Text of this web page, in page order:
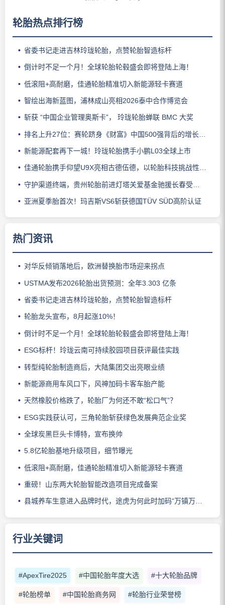
轮胎热点排行榜
省委书记走进吉林玲珑轮胎，点赞轮胎智造标杆
倒计时不足一个月！全球轮胎轮毂盛会即将登陆上海！
低滚阻+高耐磨，佳通轮胎精准切入新能源轻卡赛道
智绘出海新蓝图，浦林成山亮相2026泰中合作博览会
斩获 “中国企业管理奥斯卡”， 玲珑轮胎蝉联 BMC 大奖
排名上升27位：赛轮跻身《财富》中国500强背后的增长逻辑
新能源配套再下一城！玲珑轮胎携手小鹏L03全球上市
佳通轮胎携手仰望U9X亮相古德伍德，以轮胎科技挑战性能边界
守护渠道终端，贵州轮胎前进灯塔关爱基金驰援长春受灾门店
亚洲夏季胎首次！玛吉斯VS6斩获德国TÜV SÜD高阶认证
热门资讯
对华反倾销落地后，欧洲替换胎市场迎来拐点
USTMA发布2026轮胎出货预测：全年3.303 亿条
省委书记走进吉林玲珑轮胎，点赞轮胎智造标杆
轮胎龙头宣布，8月起涨10%！
倒计时不足一个月！全球轮胎轮毂盛会即将登陆上海！
ESG标杆！玲珑云南可持续胶园项目获评最佳实践
转型纯轮胎制造商后，大陆集团交出亮眼业绩
新能源商用车风口下，风神加码卡客车胎产能
天然橡胶价格跌了，轮胎厂为何还不敢“松口气”？
ESG实践获认可，三角轮胎斩获绿色发展典范企业奖
全球炭黑巨头卡博特，宣布换帅
5.8亿轮胎基地升级项目，细节曝光
低滚阻+高耐磨，佳通轮胎精准切入新能源轻卡赛道
重磅！山东两大轮胎智能改造项目完成备案
县城养车生意进入品牌时代，途虎为何此时加码“万镇万店”？
行业关键词
#ApexTire2025 #中国轮胎年度大选 #十大轮胎品牌
#轮胎榜单 #中国轮胎商务网 #轮胎行业荣誉榜